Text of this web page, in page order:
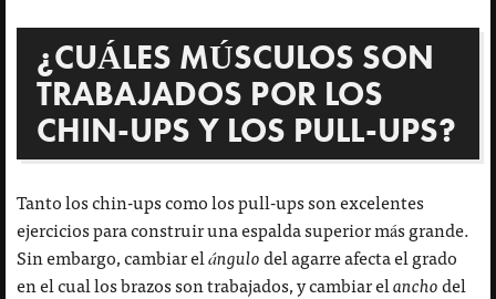
¿CUÁLES MÚSCULOS SON
TRABAJADOS POR LOS
CHIN-UPS Y LOS PULL-UPS?
Tanto los chin-ups como los pull-ups son excelentes
ejercicios para construir una espalda superior más grande.
Sin embargo, cambiar el ángulodel agarre afecta el grado
en el cual los brazos son trabajados, y cambiar el anchodel